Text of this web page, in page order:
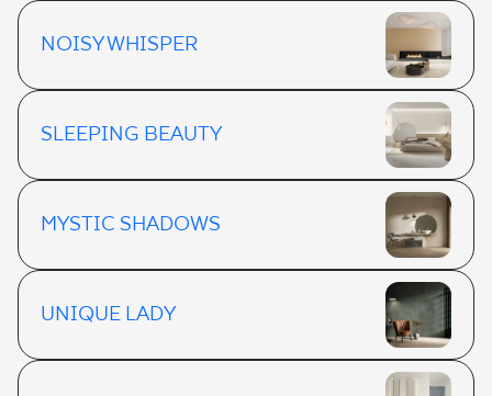
NOISY WHISPER
SLEEPING BEAUTY
MYSTIC SHADOWS
UNIQUE LADY